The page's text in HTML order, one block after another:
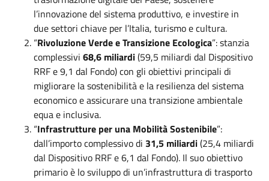
l’innovazione del sistema produttivo, e investire in
due settori chiave per l’Italia, turismo e cultura.
“Rivoluzione Verde e Transizione Ecologica”: stanzia
complessivi 68,6 miliardi(59,5 miliardi dal Dispositivo
RRF e 9,1 dal Fondo) con gli obiettivi principali di
migliorare la sostenibilità e la resilienza del sistema
economico e assicurare una transizione ambientale
equa e inclusiva.
“Infrastrutture per una Mobilità Sostenibile”:
dall’importo complessivo di 31,5 miliardi(25,4 miliardi
dal Dispositivo RRF e 6,1 dal Fondo). Il suo obiettivo
primario è lo sviluppo di un’infrastruttura di trasporto